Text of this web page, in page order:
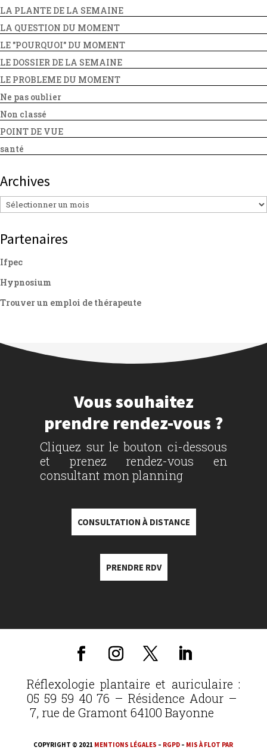
LA PLANTE DE LA SEMAINE
LA QUESTION DU MOMENT
LE "POURQUOI" DU MOMENT
LE DOSSIER DE LA SEMAINE
LE PROBLEME DU MOMENT
Ne pas oublier
Non classé
POINT DE VUE
santé
Archives
Archives
Partenaires
Ifpec
Hypnosium
Trouver un emploi de thérapeute
Vous souhaitez
prendre rendez-vous ?
Cliquez sur le bouton ci-dessous
et prenez rendez-vous en
consultant mon planning
CONSULTATION À DISTANCE
PRENDRE RDV
Réflexologie plantaire et auriculaire :
05 59 59 40 76 – Résidence Adour –
7, rue de Gramont 64100 Bayonne
COPYRIGHT © 2021 MENTIONS LÉGALES – RGPD – MIS À FLOT PAR